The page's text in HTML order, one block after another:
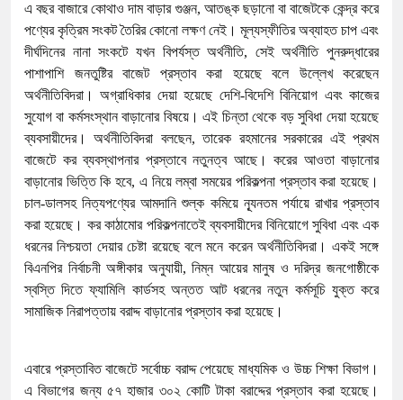
এ বছর বাজারে কোথাও দাম বাড়ার গুঞ্জন, আতঙ্ক ছড়ানো বা বাজেটকে কেন্দ্র করে
পণ্যের কৃত্রিম সংকট তৈরির কোনো লক্ষণ নেই। মূল্যস্ফীতির অব্যাহত চাপ এবং
দীর্ঘদিনের নানা সংকটে যখন বিপর্যস্ত অর্থনীতি, সেই অর্থনীতি পুনরুদ্ধারের
পাশাপাশি জনতুষ্টির বাজেট প্রস্তাব করা হয়েছে বলে উল্লেখ করেছেন
অর্থনীতিবিদরা। অগ্রাধিকার দেয়া হয়েছে দেশি-বিদেশি বিনিয়োগ এবং কাজের
সুযোগ বা কর্মসংস্থান বাড়ানোর বিষয়ে। এই চিন্তা থেকে বড় সুবিধা দেয়া হয়েছে
ব্যবসায়ীদের। অর্থনীতিবিদরা বলছেন, তারেক রহমানের সরকারের এই প্রথম
বাজেটে কর ব্যবস্থাপনার প্রস্তাবে নতুনত্ব আছে। করের আওতা বাড়ানোর
বাড়ানোর ভিত্তি কি হবে, এ নিয়ে লম্বা সময়ের পরিকল্পনা প্রস্তাব করা হয়েছে।
চাল-ডালসহ নিত্যপণ্যের আমদানি শুল্ক কমিয়ে ন্যূনতম পর্যায়ে রাখার প্রস্তাব
করা হয়েছে। কর কাঠামোর পরিকল্পনাতেই ব্যবসায়ীদের বিনিয়োগে সুবিধা এবং এক
ধরনের নিশ্চয়তা দেয়ার চেষ্টা রয়েছে বলে মনে করেন অর্থনীতিবিদরা। একই সঙ্গে
বিএনপির নির্বাচনী অঙ্গীকার অনুযায়ী, নিম্ন আয়ের মানুষ ও দরিদ্র জনগোষ্ঠীকে
স্বস্তি দিতে ফ্যামিলি কার্ডসহ অন্তত আট ধরনের নতুন কর্মসূচি যুক্ত করে
সামাজিক নিরাপত্তায় বরাদ্দ বাড়ানোর প্রস্তাব করা হয়েছে।
এবারে প্রস্তাবিত বাজেটে সর্বোচ্চ বরাদ্দ পেয়েছে মাধ্যমিক ও উচ্চ শিক্ষা বিভাগ।
এ বিভাগের জন্য ৫৭ হাজার ৩০২ কোটি টাকা বরাদ্দের প্রস্তাব করা হয়েছে।